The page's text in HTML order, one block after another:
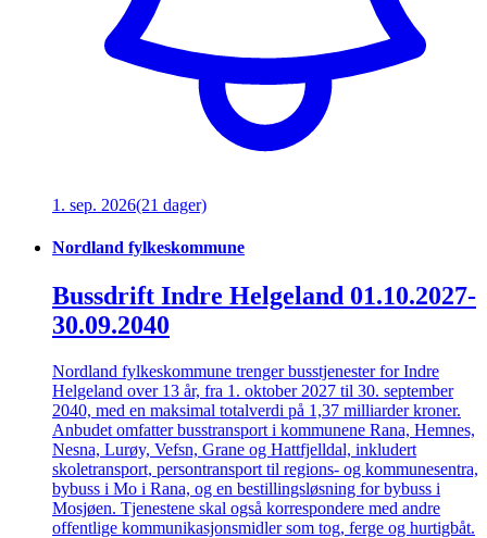
1. sep. 2026(21 dager)
Nordland fylkeskommune
Bussdrift Indre Helgeland 01.10.2027-
30.09.2040
Nordland fylkeskommune trenger busstjenester for Indre
Helgeland over 13 år, fra 1. oktober 2027 til 30. september
2040, med en maksimal totalverdi på 1,37 milliarder kroner.
Anbudet omfatter busstransport i kommunene Rana, Hemnes,
Nesna, Lurøy, Vefsn, Grane og Hattfjelldal, inkludert
skoletransport, persontransport til regions- og kommunesentra,
bybuss i Mo i Rana, og en bestillingsløsning for bybuss i
Mosjøen. Tjenestene skal også korrespondere med andre
offentlige kommunikasjonsmidler som tog, ferge og hurtigbåt.